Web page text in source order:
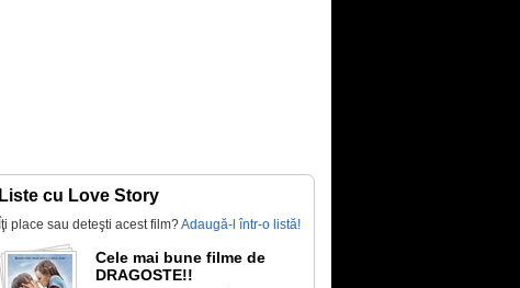
Liste cu Love Story
Îţi place sau deteşti acest film?Adaugă-l într-o listă!
Cele mai bune filme de
DRAGOSTE!!